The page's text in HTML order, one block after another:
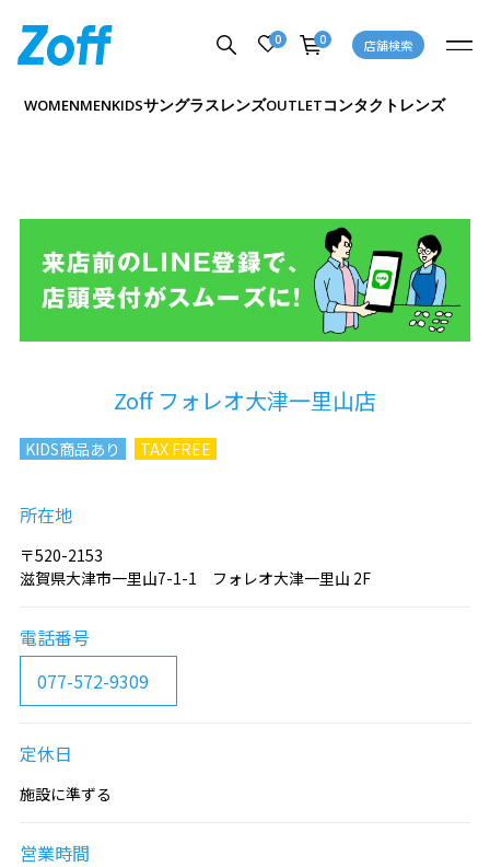
0 0 店舗検索
WOMENMENKIDSサングラスレンズOUTLETコンタクトレンズ
Zoff フォレオ大津一里山店
KIDS商品あり TAX FREE
所在地
〒520-2153
滋賀県大津市一里山7-1-1 フォレオ大津一里山 2F
電話番号
077-572-9309
定休日
施設に準ずる
営業時間